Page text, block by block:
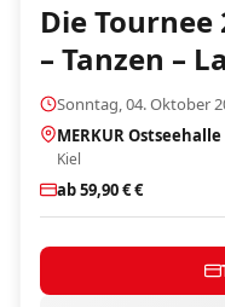
Die Tournee
– Tanzen –
Sonntag, 04. Oktober
MERKUR Ostseehalle
Kiel
ab 59,90 € €